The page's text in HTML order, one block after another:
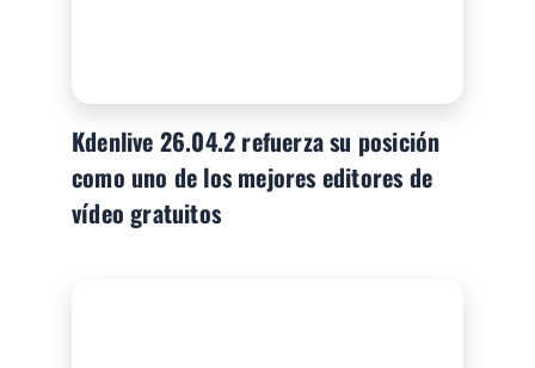
Kdenlive 26.04.2 refuerza su posición
como uno de los mejores editores de
vídeo gratuitos